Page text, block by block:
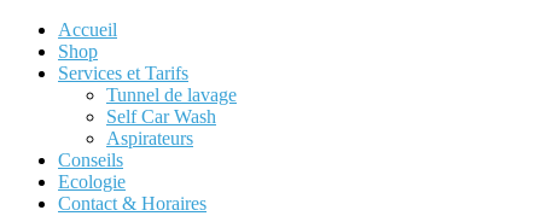
Accueil
Shop
Services et Tarifs
Tunnel de lavage
Self Car Wash
Aspirateurs
Conseils
Ecologie
Contact & Horaires